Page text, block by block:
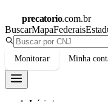
precatorio.com.br
BuscarMapaFederais
Monitorar Minha